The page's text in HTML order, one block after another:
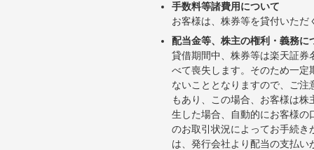
手数料等諸費用について
お客様は、株券等を貸付いた
配当金等、株主の権利・義務に
貸借期間中、株券等は楽天証
べて喪失します。そのため一
ないこととなりますので、ご
もあり、この場合、お客様は
生した場合、自動的にお客様
のお取引状況によってお手続
は、発行会社より配当の支払